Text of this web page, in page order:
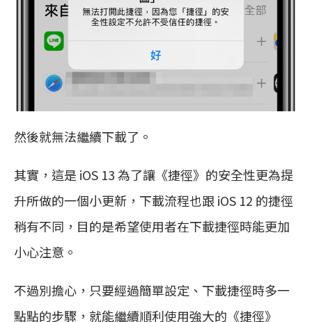
然後就無法繼續下載了。
其實，這是 iOS 13 為了讓《捷徑》的安全性更為提
升所做的一個小更新，下載流程也跟 iOS 12 的捷徑
稍有不同，目的是希望使用者在下載捷徑時能更加
小心注意。
不過別擔心，只要經過簡單設定、下載捷徑時多一
點點的步驟，就能繼續順利使用強大的《捷徑》